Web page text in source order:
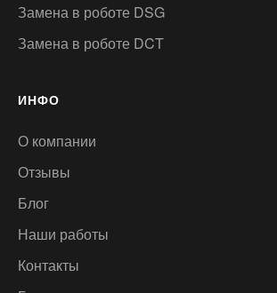
Замена в роботе DSG
Замена в роботе DCT
ИНФО
О компании
Отзывы
Блог
Наши работы
Контакты